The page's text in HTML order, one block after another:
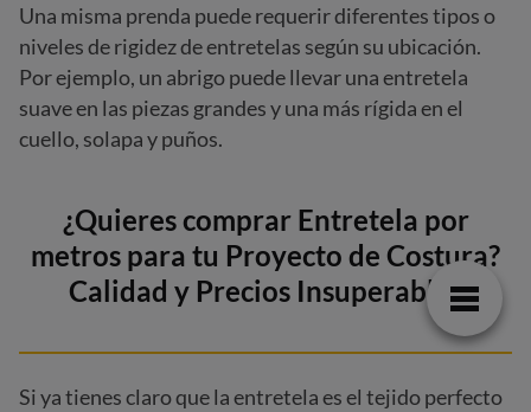
Una misma prenda puede requerir diferentes tipos o
niveles de rigidez de entretelas según su ubicación.
Por ejemplo, un abrigo puede llevar una entretela
suave en las piezas grandes y una más rígida en el
cuello, solapa y puños.
¿Quieres comprar Entretela por
metros para tu Proyecto de Costura?
Calidad y Precios Insuperables
Si ya tienes claro que la entretela es el tejido perfecto